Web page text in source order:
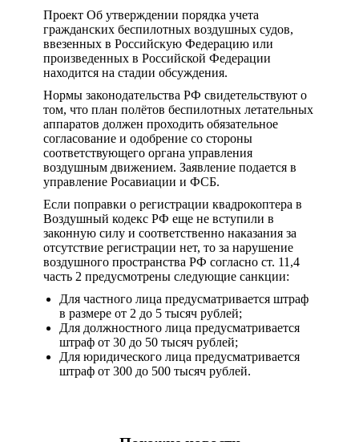
Проект Об утверждении порядка учета
гражданских беспилотных воздушных судов,
ввезенных в Российскую Федерацию или
произведенных в Российской Федерации
находится на стадии обсуждения.
Нормы законодательства РФ свидетельствуют о
том, что план полётов беспилотных летательных
аппаратов должен проходить обязательное
согласование и одобрение со стороны
соответствующего органа управления
воздушным движением. Заявление подается в
управление Росавиации и ФСБ.
Если поправки о регистрации квадрокоптера в
Воздушный кодекс РФ еще не вступили в
законную силу и соответственно наказания за
отсутствие регистрации нет, то за нарушение
воздушного пространства РФ согласно ст. 11,4
часть 2 предусмотрены следующие санкции:
Для частного лица предусматривается штраф
в размере от 2 до 5 тысяч рублей;
Для должностного лица предусматривается
штраф от 30 до 50 тысяч рублей;
Для юридического лица предусматривается
штраф от 300 до 500 тысяч рублей.